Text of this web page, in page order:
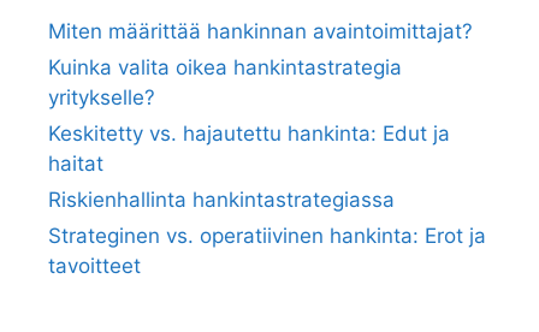
Miten määrittää hankinnan avaintoimittajat?
Kuinka valita oikea hankintastrategia
yritykselle?
Keskitetty vs. hajautettu hankinta: Edut ja
haitat
Riskienhallinta hankintastrategiassa
Strateginen vs. operatiivinen hankinta: Erot ja
tavoitteet